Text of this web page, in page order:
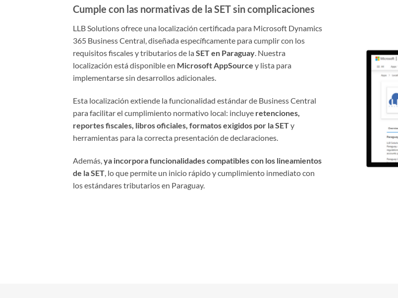
Cumple con las normativas de la SET sin complicaciones
LLB Solutions ofrece una localización certificada para Microsoft Dynamics
365 Business Central, diseñada específicamente para cumplir con los
requisitos fiscales y tributarios de la SET en Paraguay. Nuestra
localización está disponible en Microsoft AppSource y lista para
implementarse sin desarrollos adicionales.
Esta localización extiende la funcionalidad estándar de Business Central
para facilitar el cumplimiento normativo local: incluye retenciones,
reportes fiscales, libros oficiales, formatos exigidos por la SETy
herramientas para la correcta presentación de declaraciones.
Además, ya incorpora funcionalidades compatibles con los lineamientos
de la SET , lo que permite un inicio rápido y cumplimiento inmediato con
los estándares tributarios en Paraguay.